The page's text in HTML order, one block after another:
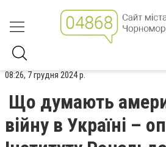
08:26, 7 грудня 2024 р.
Що думають
війну в Україні –